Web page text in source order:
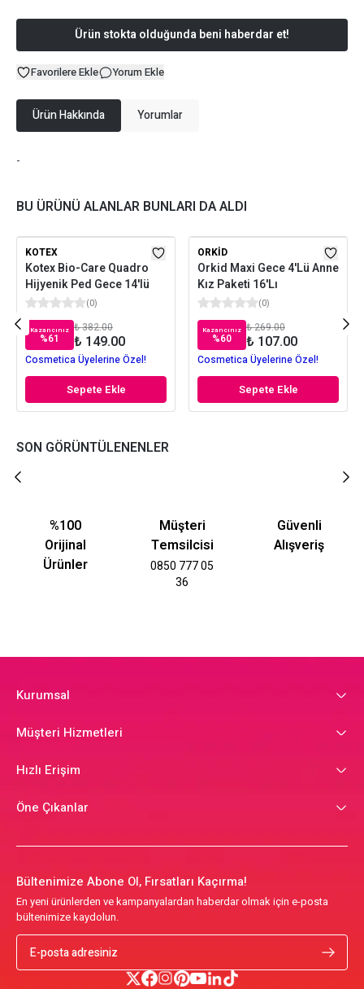
Ürün stokta olduğunda beni haberdar et!
Favorilere Ekle Yorum Ekle
Ürün Hakkında Yorumlar
-
BU ÜRÜNÜ ALANLAR BUNLARI DA ALDI
KOTEX
Kotex Bio-Care Quadro
Hijyenik Ped Gece 14'lü
(0)
Kazancınız
%61
₺ 382.00
₺ 149.00
Cosmetica Üyelerine Özel!
Sepete Ekle
ORKID
Orkid Maxi Gece 4'Lü Anne
Kız Paketi 16'Lı
(0)
Kazancınız
%60
₺ 269.00
₺ 107.00
Cosmetica Üyelerine Özel!
Sepete Ekle
SON GÖRÜNTÜLENENLER
%100
Orijinal
Ürünler
Müşteri
Temsilcisi
0850 777 05
36
Güvenli
Alışveriş
Kurumsal
Müşteri Hizmetleri
Hızlı Erişim
Öne Çıkanlar
Bültenimize Abone Ol, Fırsatları Kaçırma!
En yeni ürünlerden ve kampanyalardan haberdar olmak için e-posta
bültenimize kaydolun.